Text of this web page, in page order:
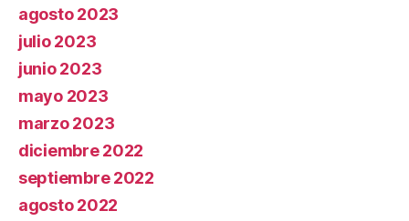
agosto 2023
julio 2023
junio 2023
mayo 2023
marzo 2023
diciembre 2022
septiembre 2022
agosto 2022